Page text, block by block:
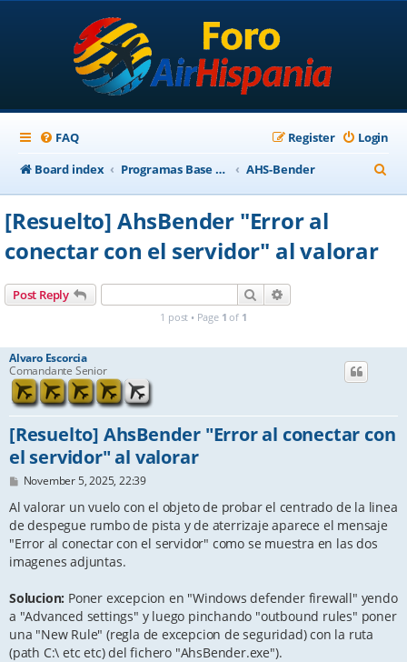
FAQ Login
Register
Board index
Programas Base AirHispania AHS-Bender
e
[Resuelto] AhsBender "Error al
conectar con el servidor" al valorar
Post Reply Search
1 post • Page 1 of 1
Alvaro Escorcia
Comandante Senior
[Resuelto] AhsBender "Error al conectar con
el servidor" al valorar
P
s
November 5, 2025, 22:39
Al valorar un vuelo con el objeto de probar el centrado de la linea
de despegue rumbo de pista y de aterrizaje aparece el mensaje
"Error al conectar con el servidor" como se muestra en las dos
imagenes adjuntas.
Solucion: Poner excepcion en "Windows defender firewall" yendo
a "Advanced settings" y luego pinchando "outbound rules" poner
una "New Rule" (regla de excepcion de seguridad) con la ruta
(path C:\ etc etc) del fichero "AhsBender.exe").